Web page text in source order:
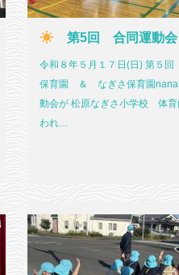
第5回 合同運動
令和８年５月１７日(日) 第５
保育園 ＆ なぎさ保育園nana
動会が 松原なぎさ小学校 体育
われ…